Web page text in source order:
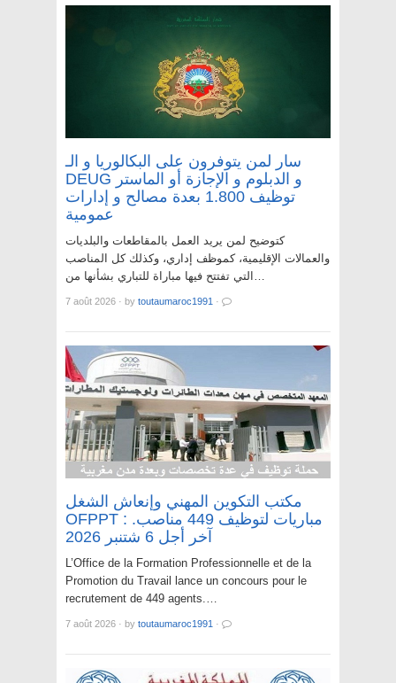
سار لمن يتوفرون على البكالوريا و الـ
DEUG و الدبلوم و الإجازة أو الماستر
توظيف 1.800 بعدة مصالح و إدارات
عمومية
كتوضيح لمن يريد العمل بالمقاطعات والبلديات
والعمالات الإقليمية، كموظف إداري، وكذلك كل المناصب
التي تفتتح فيها مباراة للتباري بشأنها من…
7 août 2026 · by toutaumaroc1991 ·
مكتب التكوين المهني وإنعاش الشغل
OFPPT : مباريات لتوظيف 449 مناصب.
آخر أجل 6 شتنبر 2026
L’Office de la Formation Professionnelle et de la
Promotion du Travail lance un concours pour le
recrutement de 449 agents.…
7 août 2026 · by toutaumaroc1991 ·